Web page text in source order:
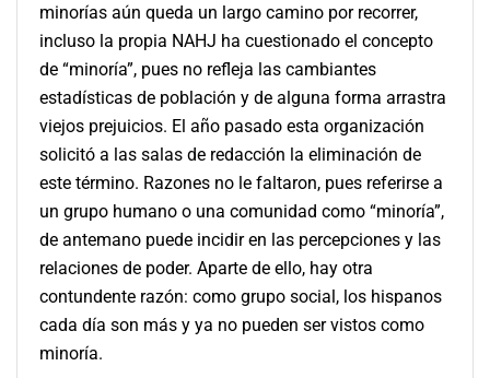
minorías aún queda un largo camino por recorrer,
incluso la propia NAHJ ha cuestionado el concepto
de “minoría”, pues no refleja las cambiantes
estadísticas de población y de alguna forma arrastra
viejos prejuicios. El año pasado esta organización
solicitó a las salas de redacción la eliminación de
este término. Razones no le faltaron, pues referirse a
un grupo humano o una comunidad como “minoría”,
de antemano puede incidir en las percepciones y las
relaciones de poder. Aparte de ello, hay otra
contundente razón: como grupo social, los hispanos
cada día son más y ya no pueden ser vistos como
minoría.